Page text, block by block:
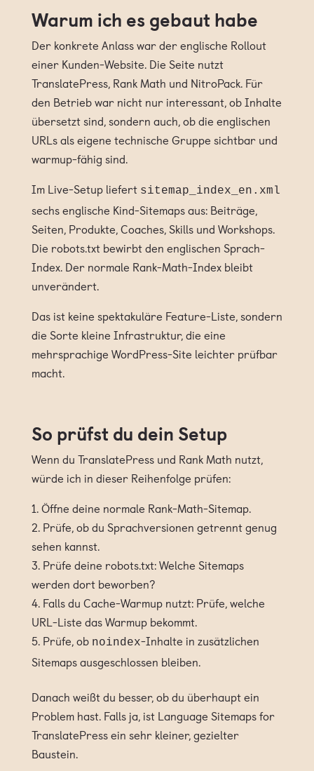
Warum ich es gebaut habe
Der konkrete Anlass war der englische Rollout
einer Kunden-Website. Die Seite nutzt
TranslatePress, Rank Math und NitroPack. Für
den Betrieb war nicht nur interessant, ob Inhalte
übersetzt sind, sondern auch, ob die englischen
URLs als eigene technische Gruppe sichtbar und
warmup-fähig sind.
Im Live-Setup liefert sitemap_index_en.xml
sechs englische Kind-Sitemaps aus: Beiträge,
Seiten, Produkte, Coaches, Skills und Workshops.
Die robots.txt bewirbt den englischen Sprach-
Index. Der normale Rank-Math-Index bleibt
unverändert.
Das ist keine spektakuläre Feature-Liste, sondern
die Sorte kleine Infrastruktur, die eine
mehrsprachige WordPress-Site leichter prüfbar
macht.
So prüfst du dein Setup
Wenn du TranslatePress und Rank Math nutzt,
würde ich in dieser Reihenfolge prüfen:
Öffne deine normale Rank-Math-Sitemap.
Prüfe, ob du Sprachversionen getrennt genug
sehen kannst.
Prüfe deine robots.txt: Welche Sitemaps
werden dort beworben?
Falls du Cache-Warmup nutzt: Prüfe, welche
URL-Liste das Warmup bekommt.
Prüfe, ob noindex-Inhalte in zusätzlichen
Sitemaps ausgeschlossen bleiben.
Danach weißt du besser, ob du überhaupt ein
Problem hast. Falls ja, ist Language Sitemaps for
TranslatePress ein sehr kleiner, gezielter
Baustein.